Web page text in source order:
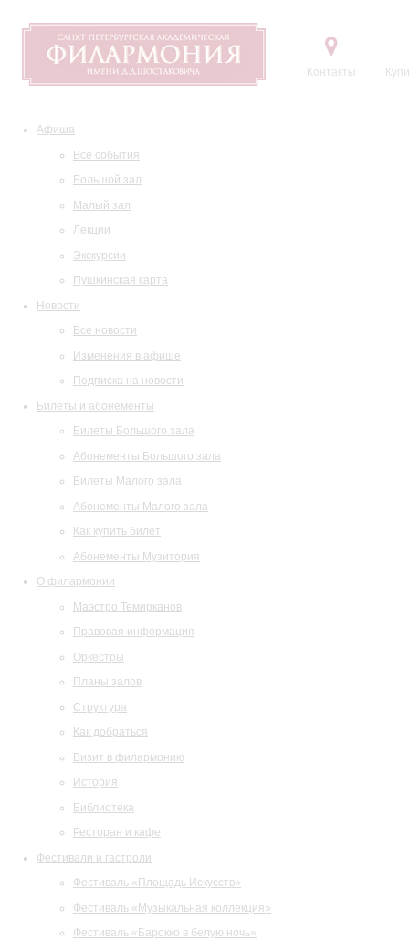
Контакты
Афиша
Все события
Большой зал
Малый зал
Лекции
Экскурсии
Пушкинская карта
Новости
Все новости
Изменения в афише
Подписка на новости
Билеты и абонементы
Билеты Большого зала
Абонементы Большого зала
Билеты Малого зала
Абонементы Малого зала
Как купить билет
Абонементы Музитория
О филармонии
Маэстро Темирканов
Правовая информация
Оркестры
Планы залов
Структура
Как добраться
Визит в филармонию
История
Библиотека
Ресторан и кафе
Фестивали и гастроли
Фестиваль «Площадь Искусств»
Фестиваль «Музыкальная коллекция»
Фестиваль «Барокко в белую ночь»